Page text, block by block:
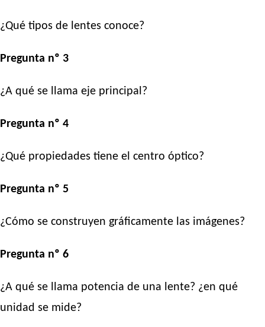
¿Qué tipos de lentes conoce?
Pregunta nº 3
¿A qué se llama eje principal?
Pregunta nº 4
¿Qué propiedades tiene el centro óptico?
Pregunta nº 5
¿Cómo se construyen gráficamente las imágenes?
Pregunta nº 6
¿A qué se llama potencia de una lente? ¿en qué
unidad se mide?